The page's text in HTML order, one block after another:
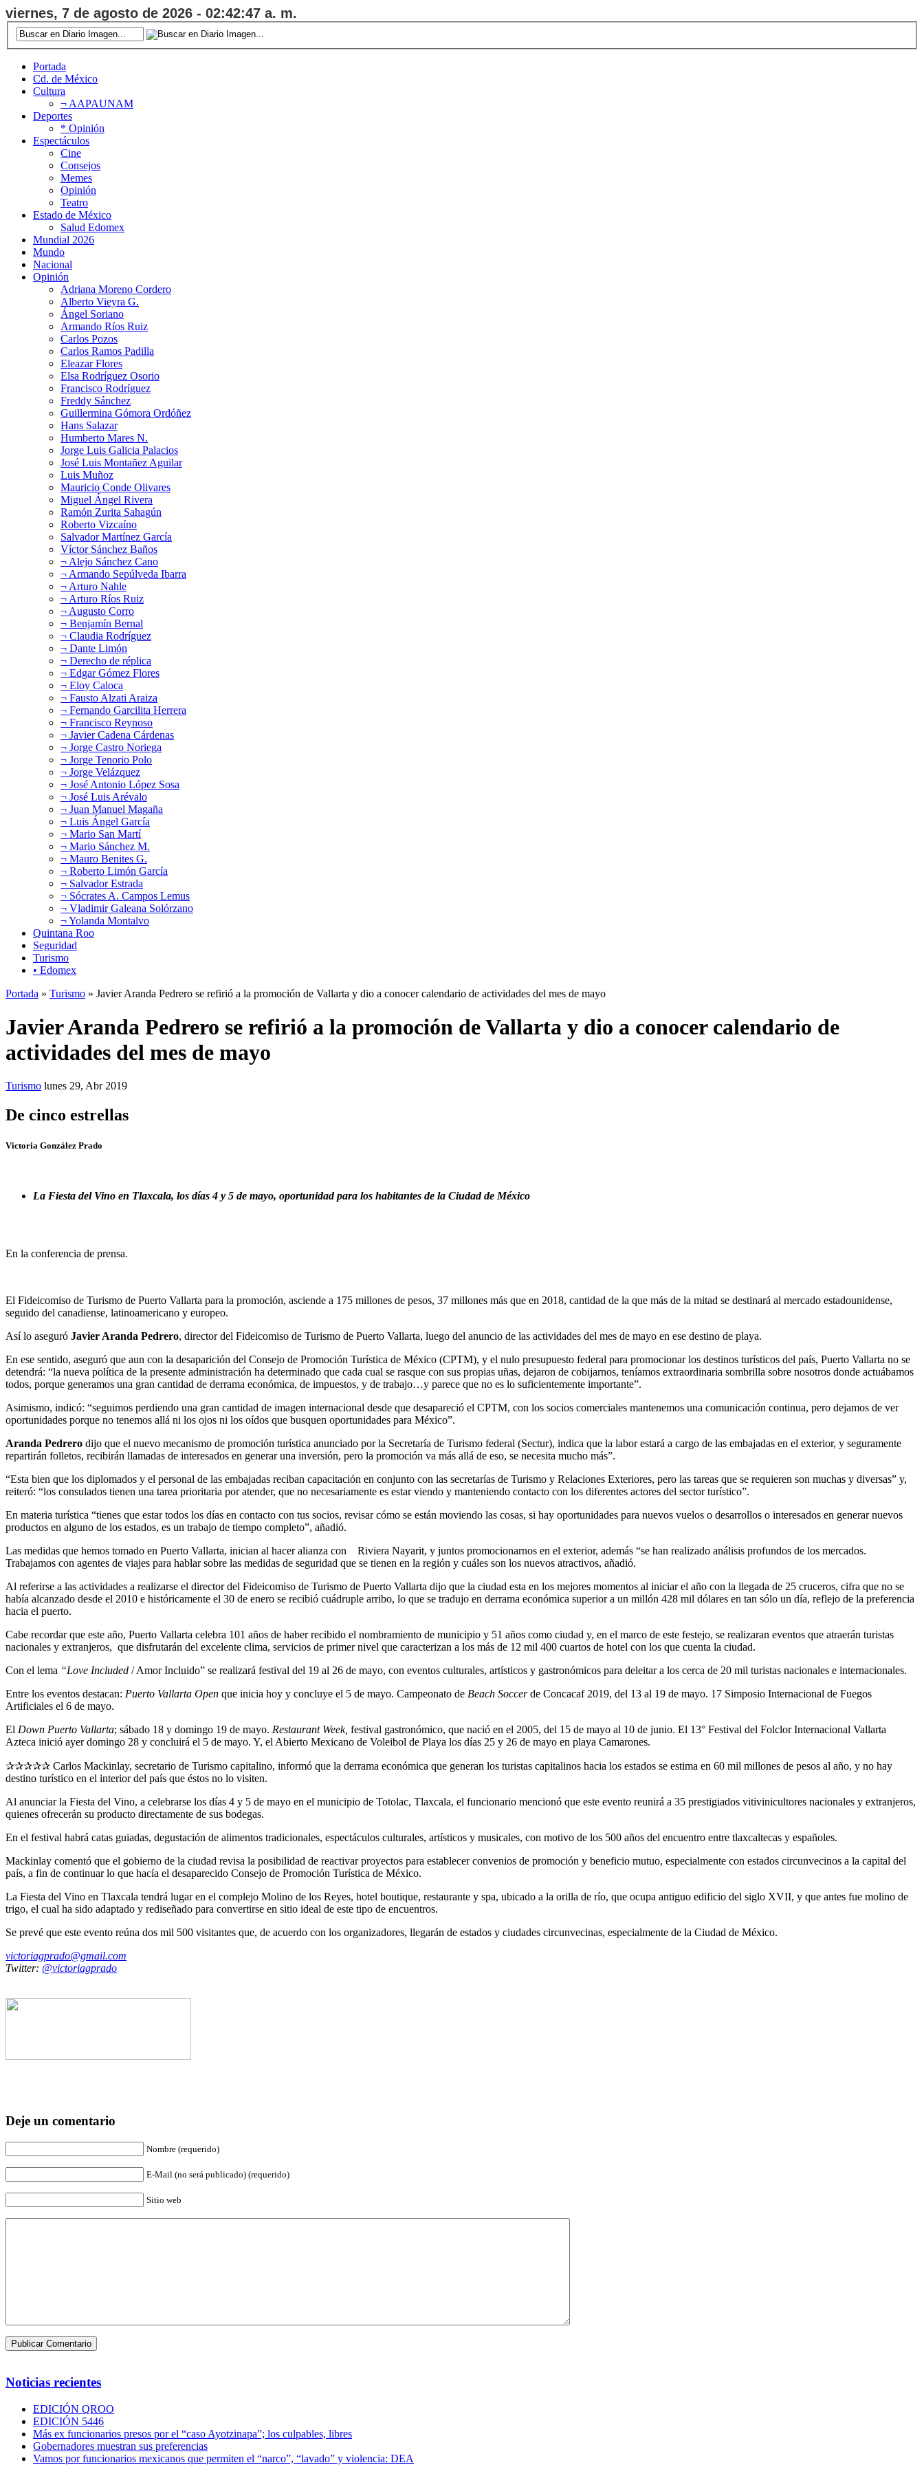
viernes, 7 de agosto de 2026 - 02:42:48 a. m.
Portada
Cd. de México
Cultura
¬ AAPAUNAM
Deportes
* Opinión
Espectáculos
Cine
Consejos
Memes
Opinión
Teatro
Estado de México
Salud Edomex
Mundial 2026
Mundo
Nacional
Opinión
Adriana Moreno Cordero
Alberto Vieyra G.
Ángel Soriano
Armando Ríos Ruiz
Carlos Pozos
Carlos Ramos Padilla
Eleazar Flores
Elsa Rodríguez Osorio
Francisco Rodríguez
Freddy Sánchez
Guillermina Gómora Ordóñez
Hans Salazar
Humberto Mares N.
Jorge Luis Galicia Palacios
José Luis Montañez Aguilar
Luis Muñoz
Mauricio Conde Olivares
Miguel Ángel Rivera
Ramón Zurita Sahagún
Roberto Vizcaíno
Salvador Martínez García
Víctor Sánchez Baños
¬ Alejo Sánchez Cano
¬ Armando Sepúlveda Ibarra
¬ Arturo Nahle
¬ Arturo Ríos Ruiz
¬ Augusto Corro
¬ Benjamín Bernal
¬ Claudia Rodríguez
¬ Dante Limón
¬ Derecho de réplica
¬ Edgar Gómez Flores
¬ Eloy Caloca
¬ Fausto Alzati Araiza
¬ Fernando Garcilita Herrera
¬ Francisco Reynoso
¬ Javier Cadena Cárdenas
¬ Jorge Castro Noriega
¬ Jorge Tenorio Polo
¬ Jorge Velázquez
¬ José Antonio López Sosa
¬ José Luis Arévalo
¬ Juan Manuel Magaña
¬ Luis Ángel García
¬ Mario San Martí
¬ Mario Sánchez M.
¬ Mauro Benites G.
¬ Roberto Limón García
¬ Salvador Estrada
¬ Sócrates A. Campos Lemus
¬ Vladimir Galeana Solórzano
¬ Yolanda Montalvo
Quintana Roo
Seguridad
Turismo
• Edomex
Portada » Turismo » Javier Aranda Pedrero se refirió a la promoción de Vallarta y dio a conocer calendario de actividades del mes de mayo
Javier Aranda Pedrero se refirió a la promoción de Vallarta y dio a conocer calendario de
actividades del mes de mayo
Turismo lunes 29, Abr 2019
De cinco estrellas
Victoria González Prado
La Fiesta del Vino en Tlaxcala, los días 4 y 5 de mayo, oportunidad para los habitantes de la Ciudad de México
En la conferencia de prensa.
El Fideicomiso de Turismo de Puerto Vallarta para la promoción, asciende a 175 millones de pesos, 37 millones más que en 2018, cantidad de la que más de la mitad se destinará al mercado estadounidense,
seguido del canadiense, latinoamericano y europeo.
Así lo aseguró Javier Aranda Pedrero, director del Fideicomiso de Turismo de Puerto Vallarta, luego del anuncio de las actividades del mes de mayo en ese destino de playa.
En ese sentido, aseguró que aun con la desaparición del Consejo de Promoción Turística de México (CPTM), y el nulo presupuesto federal para promocionar los destinos turísticos del país, Puerto Vallarta no se
detendrá: “la nueva política de la presente administración ha determinado que cada cual se rasque con sus propias uñas, dejaron de cobijarnos, teníamos extraordinaria sombrilla sobre nosotros donde actuábamos
todos, porque generamos una gran cantidad de derrama económica, de impuestos, y de trabajo…y parece que no es lo suficientemente importante”.
Asimismo, indicó: “seguimos perdiendo una gran cantidad de imagen internacional desde que desapareció el CPTM, con los socios comerciales mantenemos una comunicación continua, pero dejamos de ver
oportunidades porque no tenemos allá ni los ojos ni los oídos que busquen oportunidades para México”.
Aranda Pedrero dijo que el nuevo mecanismo de promoción turística anunciado por la Secretaría de Turismo federal (Sectur), indica que la labor estará a cargo de las embajadas en el exterior, y seguramente
repartirán folletos, recibirán llamadas de interesados en generar una inversión, pero la promoción va más allá de eso, se necesita mucho más”.
“Esta bien que los diplomados y el personal de las embajadas reciban capacitación en conjunto con las secretarías de Turismo y Relaciones Exteriores, pero las tareas que se requieren son muchas y diversas” y,
reiteró: “los consulados tienen una tarea prioritaria por atender, que no necesariamente es estar viendo y manteniendo contacto con los diferentes actores del sector turístico”.
En materia turística “tienes que estar todos los días en contacto con tus socios, revisar cómo se están moviendo las cosas, si hay oportunidades para nuevos vuelos o desarrollos o interesados en generar nuevos
productos en alguno de los estados, es un trabajo de tiempo completo”, añadió.
Las medidas que hemos tomado en Puerto Vallarta, inician al hacer alianza con Riviera Nayarit, y juntos promocionarnos en el exterior, además “se han realizado análisis profundos de los mercados.
Trabajamos con agentes de viajes para hablar sobre las medidas de seguridad que se tienen en la región y cuáles son los nuevos atractivos, añadió.
Al referirse a las actividades a realizarse el director del Fideicomiso de Turismo de Puerto Vallarta dijo que la ciudad esta en los mejores momentos al iniciar el año con la llegada de 25 cruceros, cifra que no se
había alcanzado desde el 2010 e históricamente el 30 de enero se recibió cuádruple arribo, lo que se tradujo en derrama económica superior a un millón 428 mil dólares en tan sólo un día, reflejo de la preferencia
hacia el puerto.
Cabe recordar que este año, Puerto Vallarta celebra 101 años de haber recibido el nombramiento de municipio y 51 años como ciudad y, en el marco de este festejo, se realizaran eventos que atraerán turistas
nacionales y extranjeros, que disfrutarán del excelente clima, servicios de primer nivel que caracterizan a los más de 12 mil 400 cuartos de hotel con los que cuenta la ciudad.
Con el lema “Love Included / Amor Incluido” se realizará festival del 19 al 26 de mayo, con eventos culturales, artísticos y gastronómicos para deleitar a los cerca de 20 mil turistas nacionales e internacionales.
Entre los eventos destacan: Puerto Vallarta Open que inicia hoy y concluye el 5 de mayo. Campeonato de Beach Soccerde Concacaf 2019, del 13 al 19 de mayo. 17 Simposio Internacional de Fuegos
Artificiales el 6 de mayo.
El Down Puerto Vallarta; sábado 18 y domingo 19 de mayo. Restaurant Week, festival gastronómico, que nació en el 2005, del 15 de mayo al 10 de junio. El 13° Festival del Folclor Internacional Vallarta
Azteca inició ayer domingo 28 y concluirá el 5 de mayo. Y, el Abierto Mexicano de Voleibol de Playa los días 25 y 26 de mayo en playa Camarones.
✰✰✰✰✰ Carlos Mackinlay, secretario de Turismo capitalino, informó que la derrama económica que generan los turistas capitalinos hacia los estados se estima en 60 mil millones de pesos al año, y no hay
destino turístico en el interior del país que éstos no lo visiten.
Al anunciar la Fiesta del Vino, a celebrarse los días 4 y 5 de mayo en el municipio de Totolac, Tlaxcala, el funcionario mencionó que este evento reunirá a 35 prestigiados vitivinicultores nacionales y extranjeros,
quienes ofrecerán su producto directamente de sus bodegas.
En el festival habrá catas guiadas, degustación de alimentos tradicionales, espectáculos culturales, artísticos y musicales, con motivo de los 500 años del encuentro entre tlaxcaltecas y españoles.
Mackinlay comentó que el gobierno de la ciudad revisa la posibilidad de reactivar proyectos para establecer convenios de promoción y beneficio mutuo, especialmente con estados circunvecinos a la capital del
país, a fin de continuar lo que hacía el desaparecido Consejo de Promoción Turística de México.
La Fiesta del Vino en Tlaxcala tendrá lugar en el complejo Molino de los Reyes, hotel boutique, restaurante y spa, ubicado a la orilla de río, que ocupa antiguo edificio del siglo XVII, y que antes fue molino de
trigo, el cual ha sido adaptado y rediseñado para convertirse en sitio ideal de este tipo de encuentros.
Se prevé que este evento reúna dos mil 500 visitantes que, de acuerdo con los organizadores, llegarán de estados y ciudades circunvecinas, especialmente de la Ciudad de México.
victoriagprado@gmail.com
Twitter: @victoriagprado
Deje un comentario
Nombre (requerido)
E-Mail (no será publicado) (requerido)
Sitio web
Noticias recientes
EDICIÓN QROO
EDICIÓN 5446
Más ex funcionarios presos por el “caso Ayotzinapa”; los culpables, libres
Gobernadores muestran sus preferencias
Vamos por funcionarios mexicanos que permiten el “narco”, “lavado” y violencia: DEA